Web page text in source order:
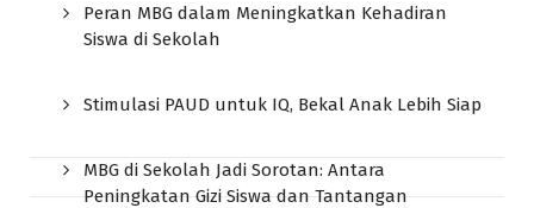
Peran MBG dalam Meningkatkan Kehadiran
Siswa di Sekolah
Stimulasi PAUD untuk IQ, Bekal Anak Lebih Siap
MBG di Sekolah Jadi Sorotan: Antara
Peningkatan Gizi Siswa dan Tantangan